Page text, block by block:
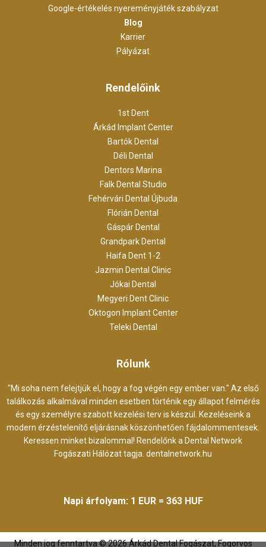
Google-értékelés nyereményjáték szabályzat
Blog
Karrier
Pályázat
Rendelőink
1st Dent
Árkád Implant Center
Bartók Dental
Déli Dental
Dentors Marina
Falk Dental Studio
Fehérvári Dental Újbuda
Flórián Dental
Gáspár Dental
Grandpark Dental
Haifa Dent 1-2
Jazmin Dental Clinic
Jókai Dental
Megyeri Dent Clinic
Oktogon Implant Center
Teleki Dental
Rólunk
"Mi soha nem felejtjük el, hogy a fog végén egy ember van." Az első
találkozás alkalmával minden esetben történik egy állapot felmérés
és egy személyre szabott kezelési terv is készül. Kezeléseink a
modern érzéstelenítő eljárásnak köszönhetően fájdalommentesek.
Keressen minket bizalommal! Rendelőnk a Dental Network
Fogászati Hálózat tagja. dentalnetwork.hu
Napi árfolyam: 1 EUR = 363 HUF
Minden jog fenntartva ©2026Árkád Dental Fogászat, Fogorvos